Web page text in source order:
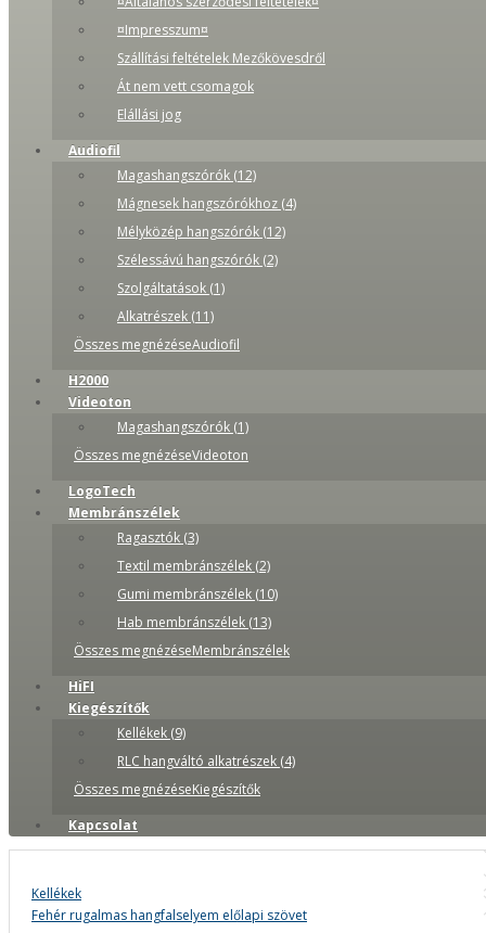
¤Impresszum¤
Szállítási feltételek Mezőkövesdről
Át nem vett csomagok
Elállási jog
Audiofil
Magashangszórók (12)
Mágnesek hangszórókhoz (4)
Mélyközép hangszórók (12)
Szélessávú hangszórók (2)
Szolgáltatások (1)
Alkatrészek (11)
Összes megnézéseAudiofil
H2000
Videoton
Magashangszórók (1)
Összes megnézéseVideoton
LogoTech
Membránszélek
Ragasztók (3)
Textil membránszélek (2)
Gumi membránszélek (10)
Hab membránszélek (13)
Összes megnézéseMembránszélek
HiFI
Kiegészítők
Kellékek (9)
RLC hangváltó alkatrészek (4)
Összes megnézéseKiegészítők
Kapcsolat
Kellékek
Fehér rugalmas hangfalselyem előlapi szövet